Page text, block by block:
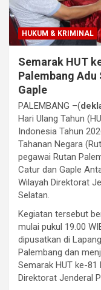
HUKUM & KRIMINAL
Semarak HUT
Palembang
Gaple
PALEMBANG –(
Hari Ulang Tahun
Indonesia Tahun
Tahanan Negara
pegawai Rutan
Catur dan Gaple
Wilayah Direktorat
Selatan.
Kegiatan tersebut
mulai pukul 19.00
dipusatkan di
Palembang dan
Semarak HUT ke-81
Direktorat Jenderal